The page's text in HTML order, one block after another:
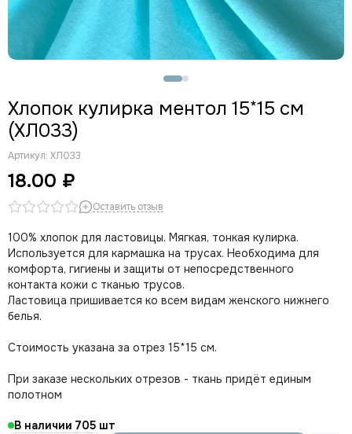
Хлопок кулирка ментол 15*15 см
(ХЛ033)
Артикул: ХЛ033
18.00 ₽
Оставить отзыв
100% хлопок для ластовицы. Мягкая, тонкая кулирка.
Используется для кармашка на трусах. Необходима для
комфорта, гигиены и защиты от непосредственного
контакта кожи с тканью трусов.
Ластовица пришивается ко всем видам женского нижнего
белья.
Стоимость указана за отрез 15*15 см.
При заказе нескольких отрезов - ткань придёт единым
полотном
В наличии 705